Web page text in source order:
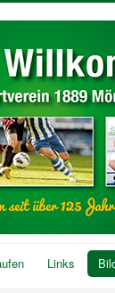
Links